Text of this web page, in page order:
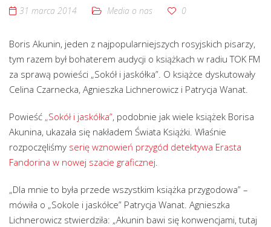
31 marca 2014 Media o nas 0
Boris Akunin, jeden z najpopularniejszych rosyjskich pisarzy,
tym razem był bohaterem audycji o książkach w radiu TOK FM
za sprawą powieści „Sokół i jaskółka”. O książce dyskutowały
Celina Czarnecka, Agnieszka Lichnerowicz i Patrycja Wanat.
Powieść „Sokół i jaskółka”, podobnie jak wiele książek Borisa
Akunina, ukazała się nakładem Świata Książki. Właśnie
rozpoczęliśmy serię wznowień przygód detektywa Erasta
Fandorina w nowej szacie graficznej.
„Dla mnie to była przede wszystkim książka przygodowa” –
mówiła o „Sokole i jaskółce” Patrycja Wanat. Agnieszka
Lichnerowicz stwierdziła: „Akunin bawi się konwencjami, tutaj